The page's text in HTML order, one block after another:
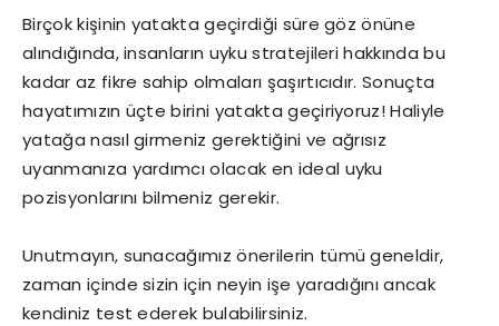
Birçok kişinin yatakta geçirdiği süre göz önüne
alındığında, insanların uyku stratejileri hakkında bu
kadar az fikre sahip olmaları şaşırtıcıdır. Sonuçta
hayatımızın üçte birini yatakta geçiriyoruz! Haliyle
yatağa nasıl girmeniz gerektiğini ve ağrısız
uyanmanıza yardımcı olacak en ideal uyku
pozisyonlarını bilmeniz gerekir.
Unutmayın, sunacağımız önerilerin tümü geneldir,
zaman içinde sizin için neyin işe yaradığını ancak
kendiniz test ederek bulabilirsiniz.